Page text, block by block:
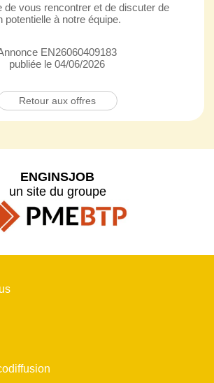
de vous rencontrer et de discuter de
potentielle à notre équipe.
EN26060409183
publiée le 04/06/2026
Retour aux offres
ENGINSJOB
un site du groupe